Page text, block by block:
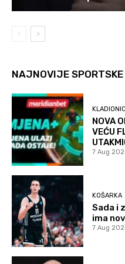
NAJNOVIJE
NOVA
VEĆU
7 Aug
KOŠARKA
Sada i
ima
7 Aug